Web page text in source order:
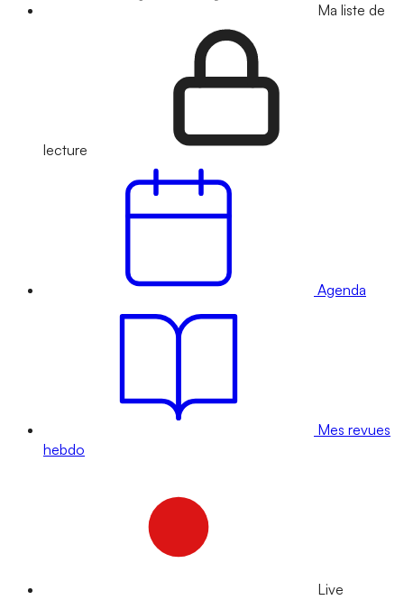
Ma liste de
lecture
Agenda
Mes revues
hebdo
Live